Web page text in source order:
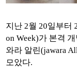
지난 2월 20일부터
on Week)가 본격
와라 알린(jawara
모았다.